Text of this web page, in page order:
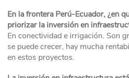
En la frontera Perú-Ecuador, ¿en
priorizar la inversión en
En conectividad e irrigación. Son
se puede crecer, hay mucha
en estos proyectos.